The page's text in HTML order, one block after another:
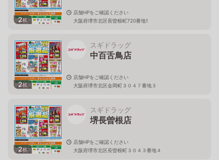
2枚
店舗HPをご確認ください
大阪府堺市北区長曽根町720番地1
2枚
スギドラッグ
中百舌鳥店
店舗HPをご確認ください
大阪府堺市北区金岡町３０４７番地３
2枚
スギドラッグ
堺長曽根店
店舗HPをご確認ください
大阪府堺市北区長曽根町３０４３番地４